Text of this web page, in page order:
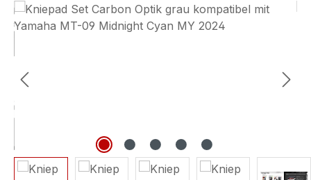
Bildergalerie überspringen